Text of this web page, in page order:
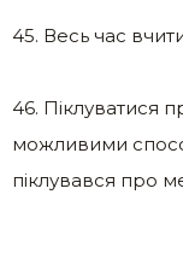
45. Весь час
46. Піклуватися
можливими
піклувався про